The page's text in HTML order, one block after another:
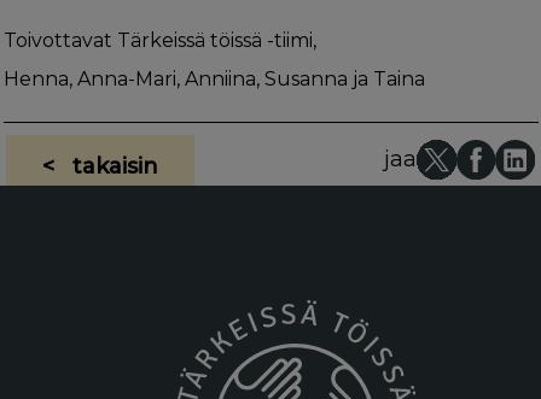
Toivottavat Tärkeissä töissä -tiimi,
Henna, Anna-Mari, Anniina, Susanna ja Taina
< takaisin jaa